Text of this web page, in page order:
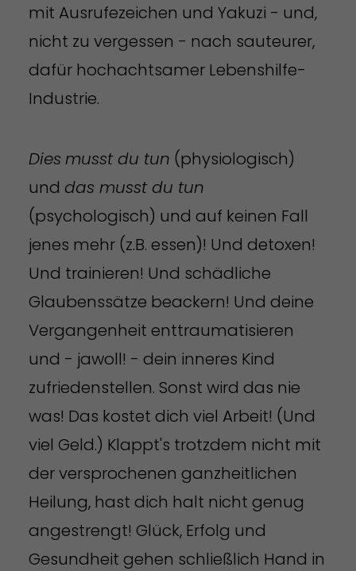
mit Ausrufezeichen und Yakuzi - und,
nicht zu vergessen - nach sauteurer,
dafür hochachtsamer Lebenshilfe-
Industrie.
Dies musst du tun (physiologisch)
und das musst du tun
(psychologisch) und auf keinen Fall
jenes mehr (z.B. essen)! Und detoxen!
Und trainieren! Und schädliche
Glaubenssätze beackern! Und deine
Vergangenheit enttraumatisieren
und - jawoll! - dein inneres Kind
zufriedenstellen. Sonst wird das nie
was! Das kostet dich viel Arbeit! (Und
viel Geld.) Klappt's trotzdem nicht mit
der versprochenen ganzheitlichen
Heilung, hast dich halt nicht genug
angestrengt! Glück, Erfolg und
Gesundheit gehen schließlich Hand in